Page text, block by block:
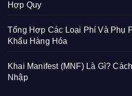
Hợp Quy
Tổng Hợp Các Loại Phí Và Phụ
Khẩu Hàng Hóa
Khai Manifest (MNF) Là Gì?
Nhập